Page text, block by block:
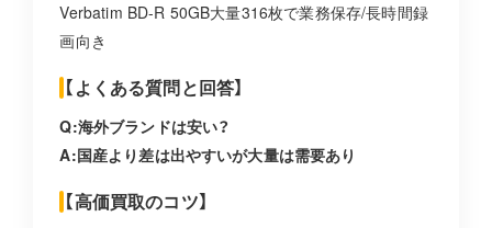
Verbatim BD-R 50GB大量316枚で業務保存/長時間録
画向き
【よくある質問と回答】
Q:海外ブランドは安い？
A:国産より差は出やすいが大量は需要あり
【高価買取のコツ】